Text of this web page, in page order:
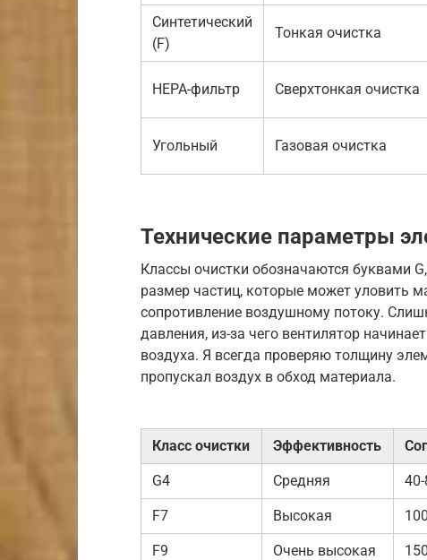
Синтетический
(F)
Тонкая очистка
HEPA-фильтр Сверхтонкая очистка
Угольный Газовая очистка
Технические параметры
Классы очистки обозначаются буквами
размер частиц, которые может уловить
сопротивление воздушному потоку.
давления, из-за чего вентилятор
воздуха. Я всегда проверяю толщину
пропускал воздух в обход материала.
Класс очистки Эффективность
G4 Средняя
F7 Высокая
F9 Очень высокая